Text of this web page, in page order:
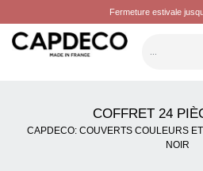
Fermeture estivale
CATÉGORIES
COFFRET 24
CAPDECO: COUVERTS COULEURS
NOIR